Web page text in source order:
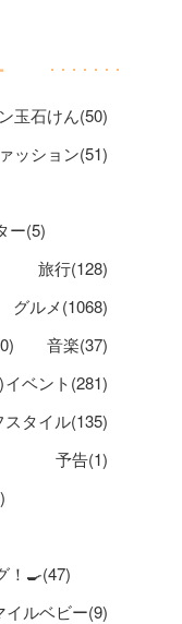
玉石けん(50)
ッション(51)
ー(5)
旅行(128)
グルメ(1068)
音楽(37)
イベント(281)
スタイル(135)
予告(1)
！🍳(47)
イルベビー(9)